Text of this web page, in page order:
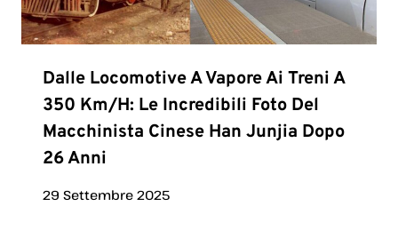
Dalle Locomotive A Vapore Ai Treni A
350 Km/h: Le Incredibili Foto Del
Macchinista Cinese Han Junjia Dopo
26 Anni
29 Settembre 2025